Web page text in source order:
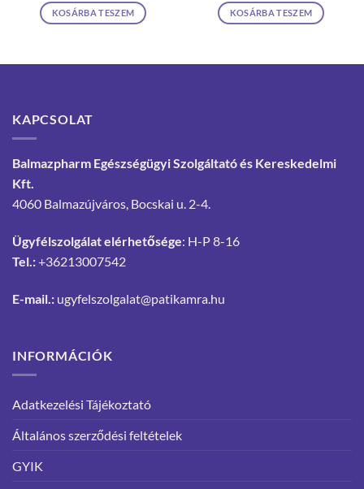
KOSÁRBA TESZEM KOSÁRBA TESZEM
KAPCSOLAT
Balmazpharm Egészségügyi Szolgáltató és Kereskedelmi
Kft.
4060 Balmazújváros, Bocskai u. 2-4.
Ügyfélszolgálat elérhetősége: H-P 8-16
Tel.:+36213007542
E-mail.: ugyfelszolgalat@patikamra.hu
INFORMÁCIÓK
Adatkezelési Tájékoztató
Általános szerződési feltételek
GYIK